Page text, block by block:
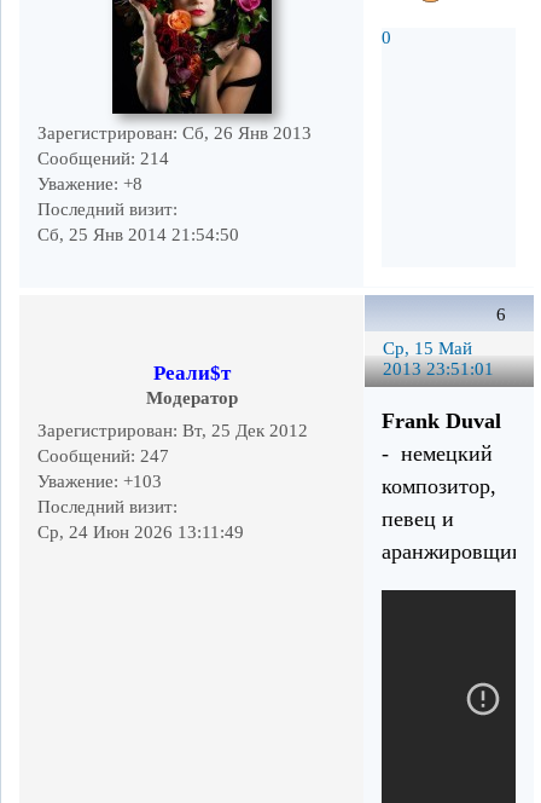
Зарегистрирован: Сб, 26 Янв 2013
Сообщений: 214
Уважение: +8
Последний визит:
Сб, 25 Янв 2014 21:54:50
0
6
Ср, 15 Май
2013 23:51:01
Реали$т
Модератор
Зарегистрирован: Вт, 25 Дек 2012
Сообщений: 247
Уважение: +103
Последний визит:
Ср, 24 Июн 2026 13:11:49
Frank Duval
- немецкий
композитор,
певец и
аранжировщик.